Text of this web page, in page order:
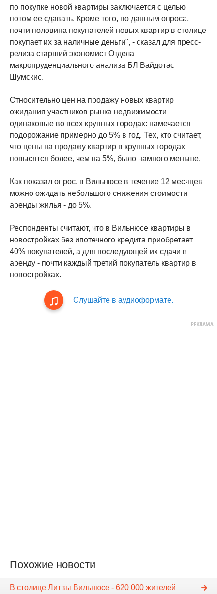
по покупке новой квартиры заключается с целью
потом ее сдавать. Кроме того, по данным опроса,
почти половина покупателей новых квартир в столице
покупает их за наличные деньги", - сказал для пресс-
релиза старший экономист Отдела
макропруденциального анализа БЛ Вайдотас
Шумскис.
Относительно цен на продажу новых квартир
ожидания участников рынка недвижимости
одинаковые во всех крупных городах: намечается
подорожание примерно до 5% в год. Тех, кто считает,
что цены на продажу квартир в крупных городах
повысятся более, чем на 5%, было намного меньше.
Как показал опрос, в Вильнюсе в течение 12 месяцев
можно ожидать небольшого снижения стоимости
аренды жилья - до 5%.
Респонденты считают, что в Вильнюсе квартиры в
новостройках без ипотечного кредита приобретает
40% покупателей, а для последующей их сдачи в
аренду - почти каждый третий покупатель квартир в
новостройках.
Слушайте в аудиоформате.
Похожие новости
В столице Литвы Вильнюсе - 620 000 жителей